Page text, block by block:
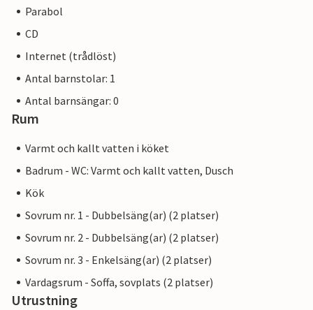
Parabol
CD
Internet (trådlöst)
Antal barnstolar: 1
Antal barnsängar: 0
Rum
Varmt och kallt vatten i köket
Badrum - WC: Varmt och kallt vatten, Dusch
Kök
Sovrum nr. 1 - Dubbelsäng(ar) (2 platser)
Sovrum nr. 2 - Dubbelsäng(ar) (2 platser)
Sovrum nr. 3 - Enkelsäng(ar) (2 platser)
Vardagsrum - Soffa, sovplats (2 platser)
Utrustning